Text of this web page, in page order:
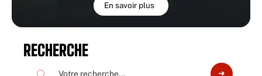
En savoir plus
RECHERCHE